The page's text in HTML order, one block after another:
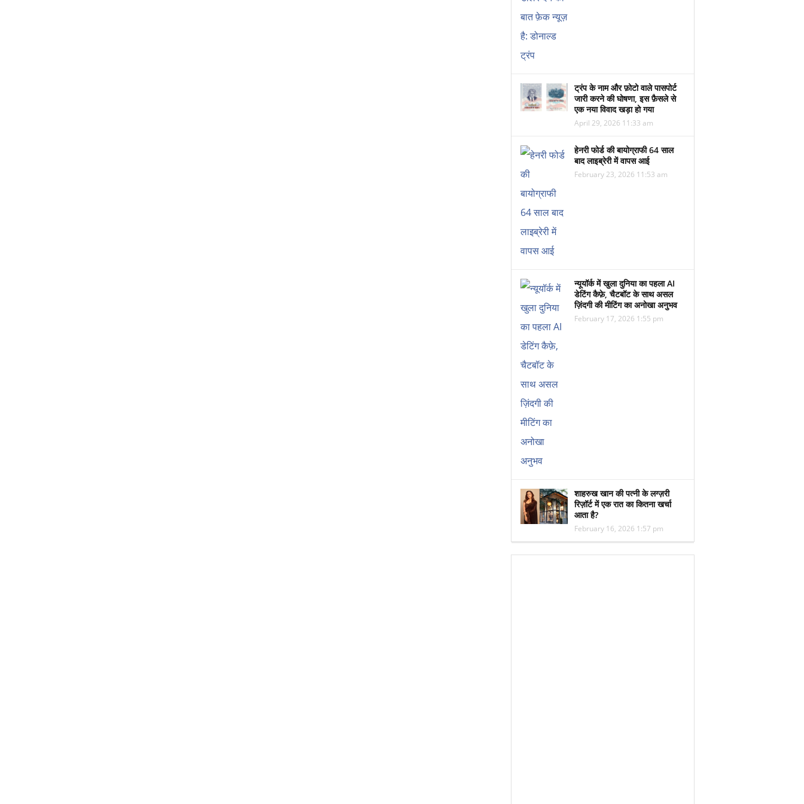
ट्रंप के नाम और फ़ोटो वाले पासपोर्ट
जारी करने की घोषणा, इस फ़ैसले से
एक नया विवाद खड़ा हो गया
April 29, 2026 11:33 am
हेनरी फोर्ड की बायोग्राफी 64 साल
बाद लाइब्रेरी में वापस आई
February 23, 2026 11:53 am
न्यूयॉर्क में खुला दुनिया का पहला AI
डेटिंग कैफ़े, चैटबॉट के साथ असल
ज़िंदगी की मीटिंग का अनोखा अनुभव
February 17, 2026 1:55 pm
शाहरुख खान की पत्नी के लग्ज़री
रिज़ॉर्ट में एक रात का कितना खर्चा
आता है?
February 16, 2026 1:57 pm